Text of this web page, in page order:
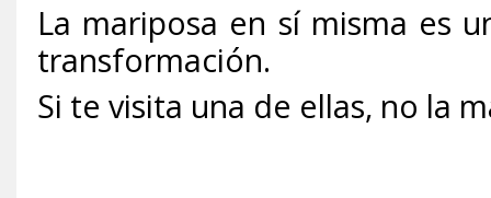
La mariposa en sí misma es
transformación.
Si te visita una de ellas, no la